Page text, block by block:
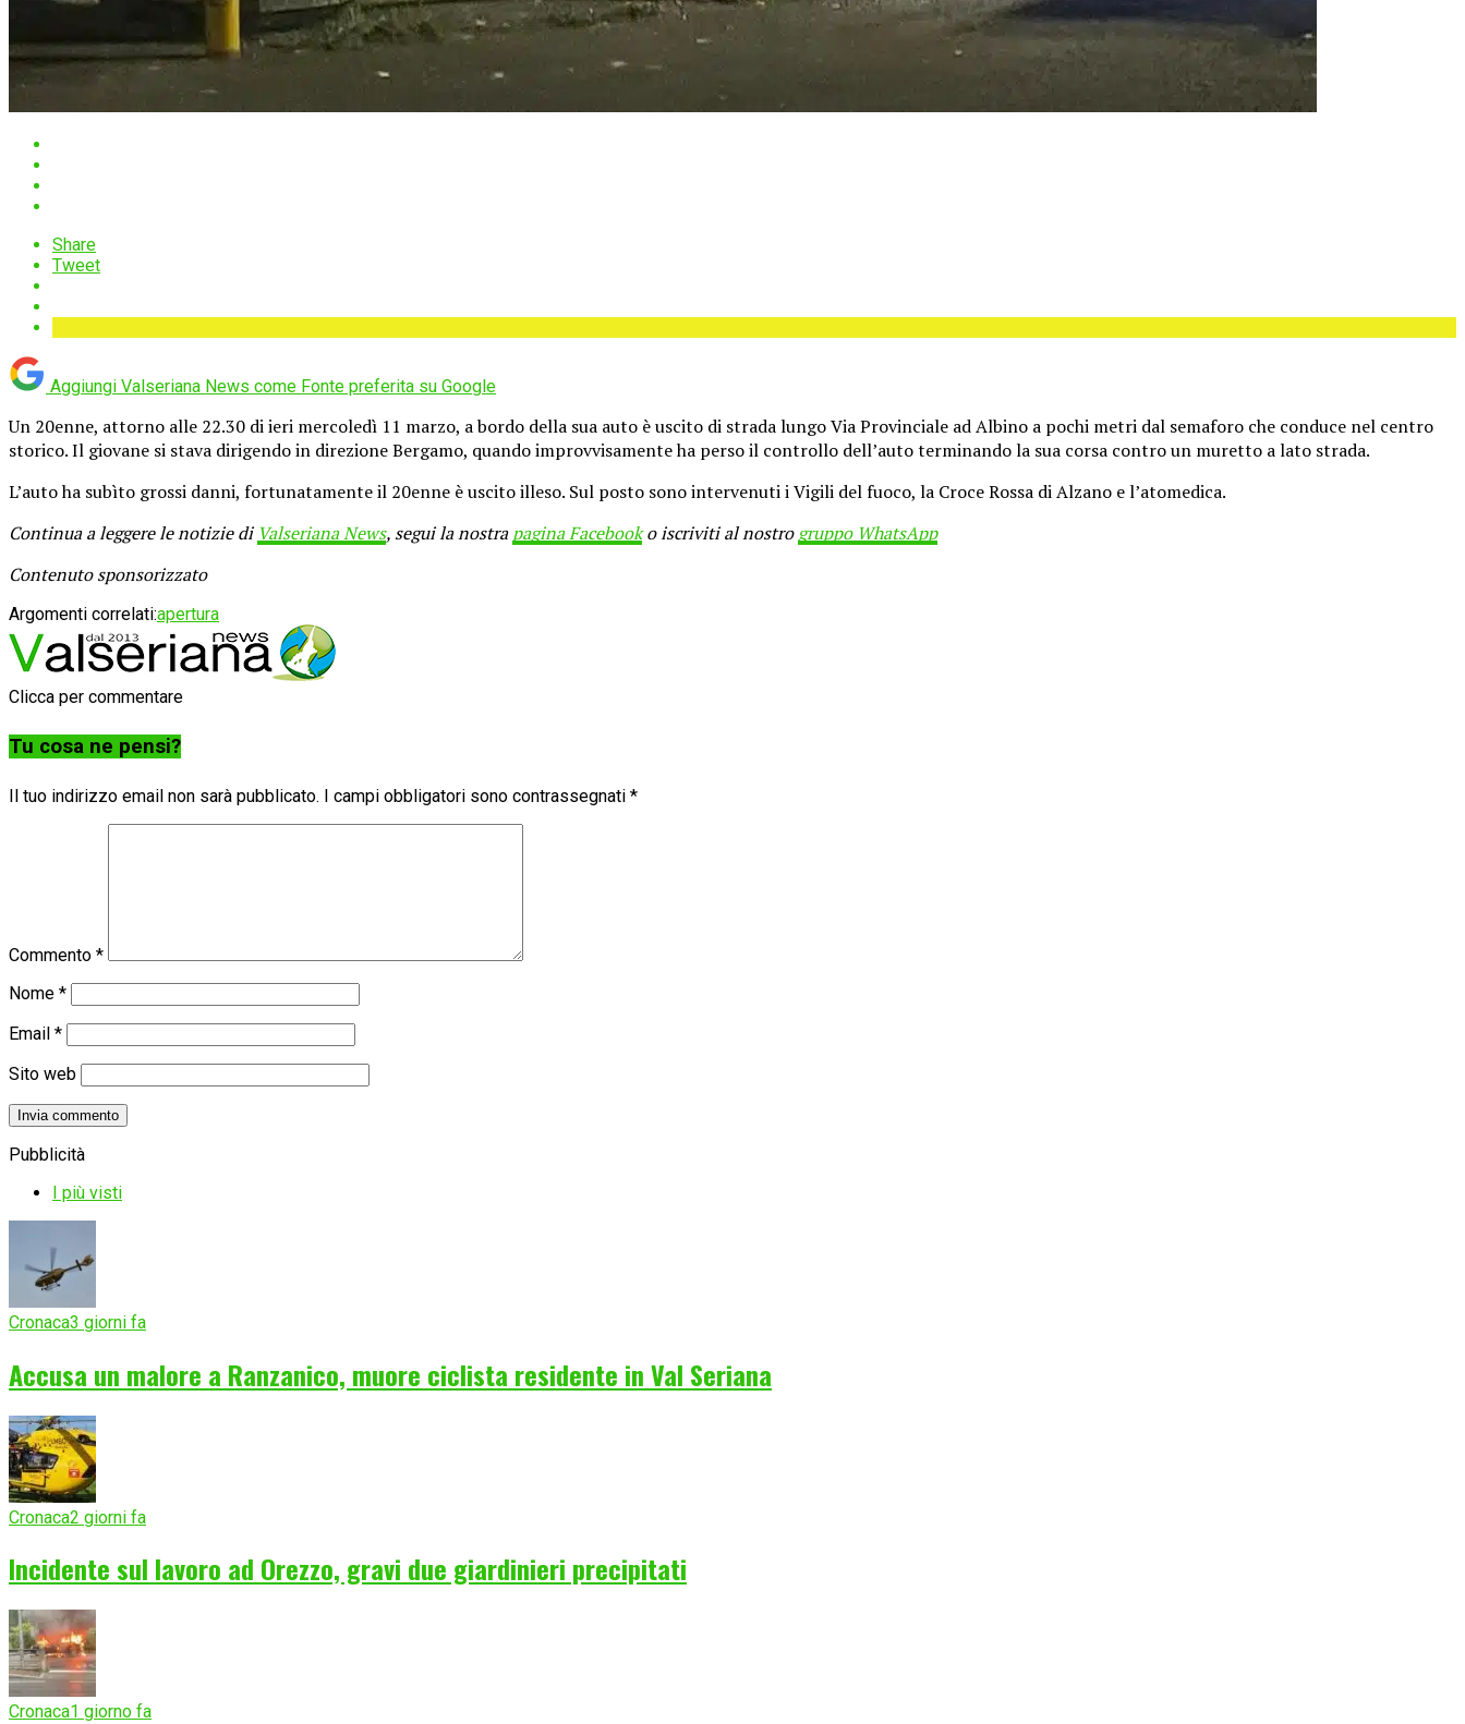
Share
Tweet
Aggiungi Valseriana News come Fonte preferita su Google
Un 20enne, attorno alle 22.30 di ieri mercoledì 11 marzo, a bordo della sua auto è uscito di strada lungo Via Provinciale ad Albino a pochi metri dal semaforo che conduce nel centro
storico. Il giovane si stava dirigendo in direzione Bergamo, quando improvvisamente ha perso il controllo dell’auto terminando la sua corsa contro un muretto a lato strada.
L’auto ha subìto grossi danni, fortunatamente il 20enne è uscito illeso. Sul posto sono intervenuti i Vigili del fuoco, la Croce Rossa di Alzano e l’atomedica.
Continua a leggere le notizie di Valseriana News, segui la nostrapagina Facebooko iscriviti al nostrogruppo WhatsApp
Contenuto sponsorizzato
Argomenti correlati:apertura
Clicca per commentare
Tu cosa ne pensi?
Il tuo indirizzo email non sarà pubblicato. I campi obbligatori sono contrassegnati *
Commento *
Nome *
Email *
Sito web
Pubblicità
I più visti
Cronaca3 giorni fa
Accusa un malore a Ranzanico, muore ciclista residente in Val Seriana
Cronaca2 giorni fa
Incidente sul lavoro ad Orezzo, gravi due giardinieri precipitati
Cronaca1 giorno fa